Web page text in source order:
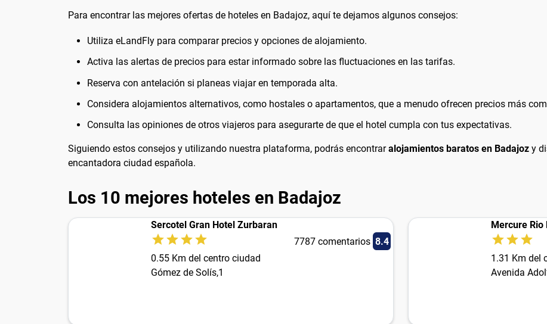
Para encontrar las mejores ofertas de hoteles en Badajoz, aquí te dejamos algunos consejos:
Utiliza eLandFly para comparar precios y opciones de alojamiento.
Activa las alertas de precios para estar informado sobre las fluctuaciones en las tarifas.
Reserva con antelación si planeas viajar en temporada alta.
Considera alojamientos alternativos, como hostales o apartamentos, que a menudo ofrecen precios más
Consulta las opiniones de otros viajeros para asegurarte de que el hotel cumpla con tus expectativas.
Siguiendo estos consejos y utilizando nuestra plataforma, podrás encontraralojamientos baratos en Badajoz y
encantadora ciudad española.
Los 10 mejores hoteles en Badajoz
Sercotel Gran Hotel Zurbaran
7787 comentarios 8.4
0.55 Km del centro ciudad
Gómez de Solís,1
Mercure Rio
1.31 Km del
Avenida